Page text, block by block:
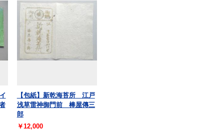
【包紙】新乾海苔所 江戸
浅草雷神御門前 棒屋傳三
郎
￥12,000